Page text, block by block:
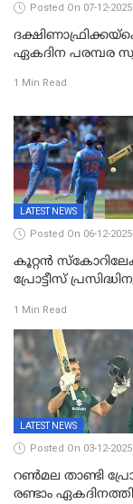
Posted On 07-12-2025
ഏകദിന പരമ്പര
1 Min Read
LATEST NEWS
Posted On 06-12-2025
കൂറ്റൻ
പ്രോട്ടീസ്
അടിതെറ്റി,
റണ്‍സ്
1 Min Read
LATEST NEWS
Posted On 03-12-2025
റണ്‍മല താണ്ടി
രണ്ടാം